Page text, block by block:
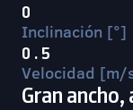
Gran
0
Inclinación [°]
0.5
Velocidad [m/